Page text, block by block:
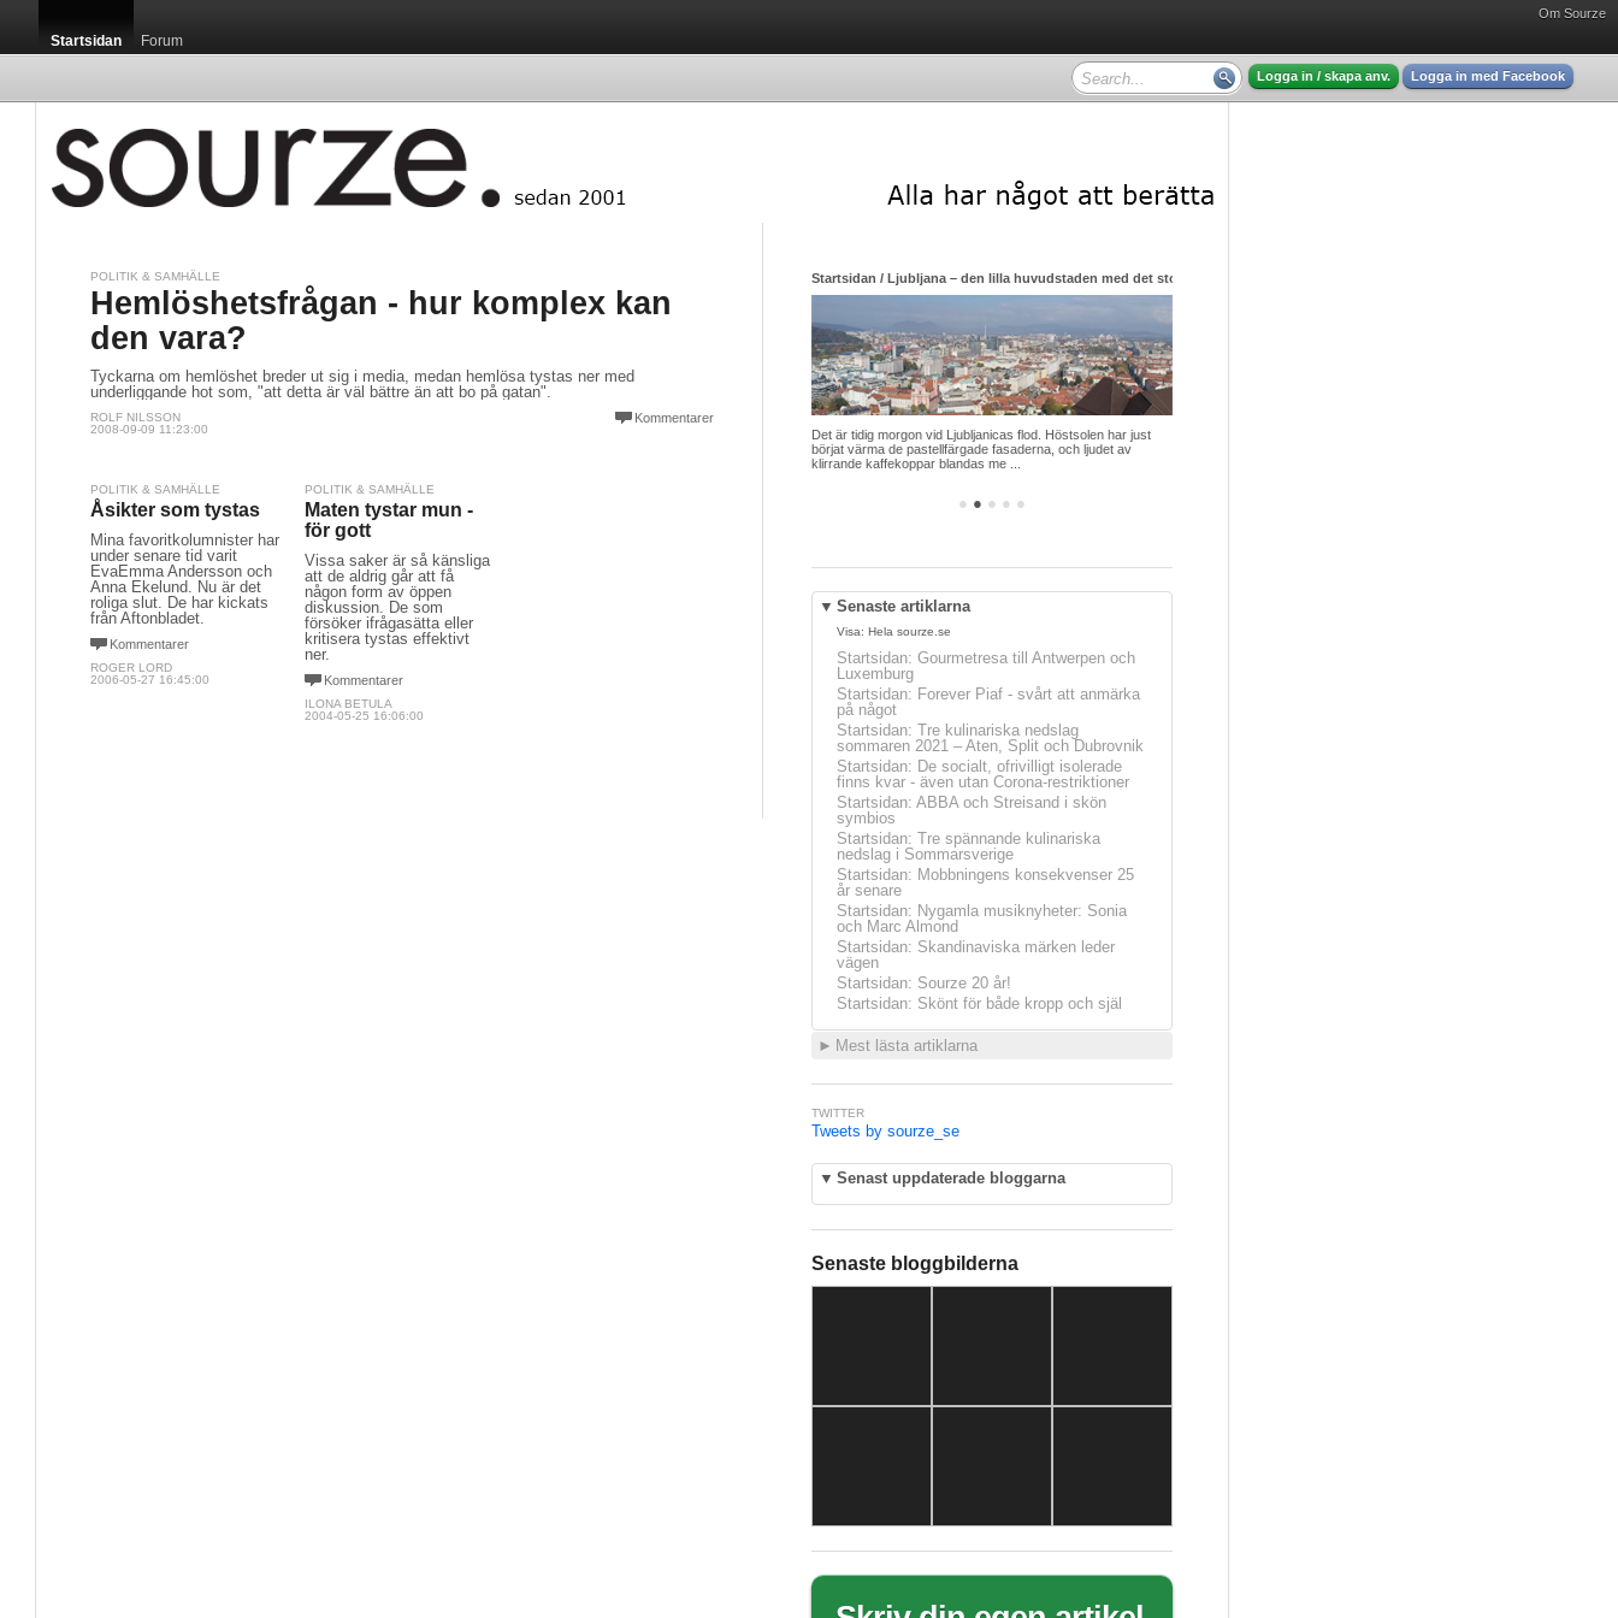
Om Sourze
Startsidan Forum
Logga in / skapa anv. Logga in med Facebook
POLITIK & SAMHÄLLE
Hemlöshetsfrågan - hur komplex kan
den vara?
Tyckarna om hemlöshet breder ut sig i media, medan hemlösa tystas ner med
underliggande hot som, "att detta är väl bättre än att bo på gatan".
Kommentarer
ROLF NILSSON
2008-09-09 11:23:00
POLITIK & SAMHÄLLE
Åsikter som tystas
Mina favoritkolumnister har
under senare tid varit
EvaEmma Andersson och
Anna Ekelund. Nu är det
roliga slut. De har kickats
från Aftonbladet.
Kommentarer
ROGER LORD
2006-05-27 16:45:00
POLITIK & SAMHÄLLE
Maten tystar mun -
för gott
Vissa saker är så känsliga
att de aldrig går att få
någon form av öppen
diskussion. De som
försöker ifrågasätta eller
kritisera tystas effektivt
ner.
Kommentarer
ILONA BETULA
2004-05-25 16:06:00
● ● ● ● ●
Startsidan / Luxemburgska restauranger som siktar mot himlen i sin strävan efter nya stjärnor
Startsidan / Ljubljana – den lilla huvudstaden med det stora hjärtat
Det är tidig morgon vid Ljubljanicas flod. Höstsolen har just
börjat värma de pastellfärgade fasaderna, och ljudet av
klirrande kaffekoppar blandas me ...
▼ Senaste artiklarna
Visa: Hela sourze.se
Startsidan: Gourmetresa till Antwerpen och
Luxemburg
Startsidan: Forever Piaf - svårt att anmärka
på något
Startsidan: Tre kulinariska nedslag
sommaren 2021 – Aten, Split och Dubrovnik
Startsidan: De socialt, ofrivilligt isolerade
finns kvar - även utan Corona-restriktioner
Startsidan: ABBA och Streisand i skön
symbios
Startsidan: Tre spännande kulinariska
nedslag i Sommarsverige
Startsidan: Mobbningens konsekvenser 25
år senare
Startsidan: Nygamla musiknyheter: Sonia
och Marc Almond
Startsidan: Skandinaviska märken leder
vägen
Startsidan: Sourze 20 år!
Startsidan: Skönt för både kropp och själ
► Mest lästa artiklarna
TWITTER
Tweets by sourze_se
▼ Senast uppdaterade bloggarna
Senaste bloggbilderna